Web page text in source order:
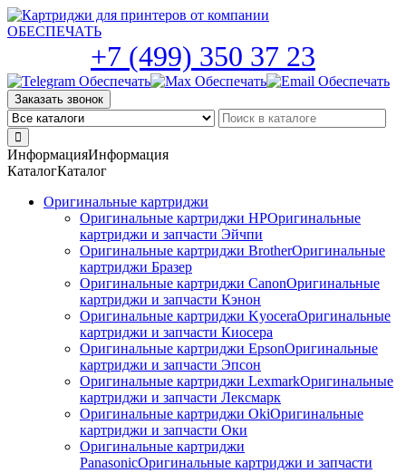
Skip
to
+7 (499) 350 37 23
Заказать звонок
ИнформацияИнформация
КаталогКаталог
Оригинальные картриджи
Оригинальные картриджи HPОригинальные
картриджи и запчасти Эйчпи
Оригинальные картриджи BrotherОригинальные
картриджи Бразер
Оригинальные картриджи CanonОригинальные
картриджи и запчасти Кэнон
Оригинальные картриджи KyoceraОригинальные
картриджи и запчасти Киосера
Оригинальные картриджи EpsonОригинальные
картриджи и запчасти Эпсон
Оригинальные картриджи LexmarkОригинальные
картриджи и запчасти Лексмарк
Оригинальные картриджи ОkiОригинальные
картриджи и запчасти Оки
Оригинальные картриджи
PanasonicОригинальные картриджи и запчасти